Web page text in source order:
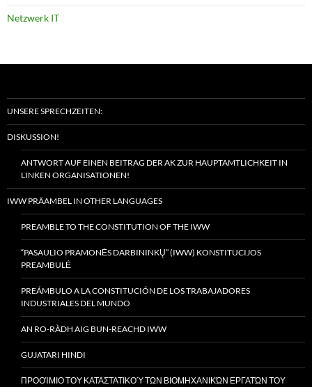
Netzwerk IT
UNSERE SPRECHZEITEN:
DISKUSSION!
ANTWORT AUF EINEN BEITRAG DER AK ZUR HAUPTAMTLICHKEIT IN
LINKEN ORGANISATIONEN!
IWW PRÄAMBEL IN OTHER LANGUAGES
PREAMBLE TO THE CONSTITUTION OF THE IWW
“PASAULIO PRAMONĖS DARBININKŲ” (IWW) KONSTITUCIJOS
PREAMBULĖ
PREÁMBULO A LA CONSTITUCIÓN DE LOS TRABAJADORES
INDUSTRIALES DEL MUNDO
AN RO-RÀDH AIG BUN-REACHD IWW
GUJATARI HINDI
ΠΡΟΟΊΜΙΟ ΤΟΥ ΚΑΤΑΣΤΑΤΙΚΟΎ ΤΩΝ ΒΙΟΜΗΧΑΝΙΚΏΝ ΕΡΓΑΤΏΝ ΤΟΥ